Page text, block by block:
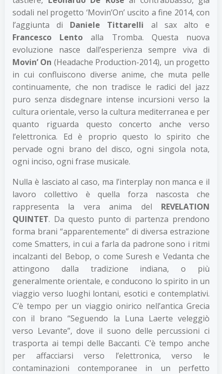
sodali nel progetto ‘Movin’On’ uscito a fine 2014, con
l’aggiunta di Daniele Tittarelli al sax alto e
Francesco Lento alla Tromba. Questa nuova
evoluzione nasce dall’esperienza sempre viva di
Movin’ On (Headache Production-2014), un progetto
in cui confluiscono diverse anime, che muta pelle
continuamente, che non tradisce le radici del jazz
puro senza disdegnare intense incursioni verso la
cultura orientale, verso la cultura mediterranea e per
quanto riguarda questo concerto anche verso
l’elettronica. Ed è proprio questo lo spirito che
pervade ogni brano del disco, ogni singola nota,
ogni inciso, ogni frase musicale.
Nulla è lasciato al caso, ma l’interplay non manca e il
lavoro collettivo è quella forza nascosta che
rappresenta la vera anima del REVELATION
QUINTET. Da questo punto di partenza prendono
forma brani “apparentemente” di diversa estrazione
come Smatters, in cui a farla da padrone sono i ritmi
incalzanti del Bebop, o come Suresh e Vedanta che
attingono dalla tradizione indiana, o più
generalmente orientale, e conducono lo spirito in un
viaggio verso luoghi lontani, esotici e contemplativi.
C’è tempo per un viaggio onirico nell’antica Grecia
con il brano “Seguendo la Luna Laerte veleggiò
verso Levante”, dove il suono delle percussioni ci
trasporta ai tempi delle Baccanti. C’è tempo anche
per affacciarsi verso l’elettronica, verso le
contaminazioni contemporanee in un perfetto